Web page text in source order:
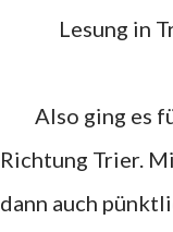
Lesung in
Also ging es für uns am Donnerstag nachmittag gegen 17 Uhr auf die Autobahn in
Richtung Trier.
dann auch